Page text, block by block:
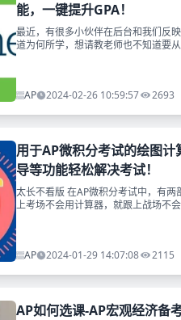
能，一键提升GPA！
最近，有很多小伙伴在后台和我们反
道为何所学，想请教老师也不知道要
AP 2024-02-26 10:59:57 2693
用于AP微积分考试的绘图
导等功能轻松解决考试！
太长不看版 在AP微积分考试中，有两
上考场不会用计算器，就跟上战场不
AP 2024-01-29 14:07:08 2115
AP如何选课-AP宏观经济备